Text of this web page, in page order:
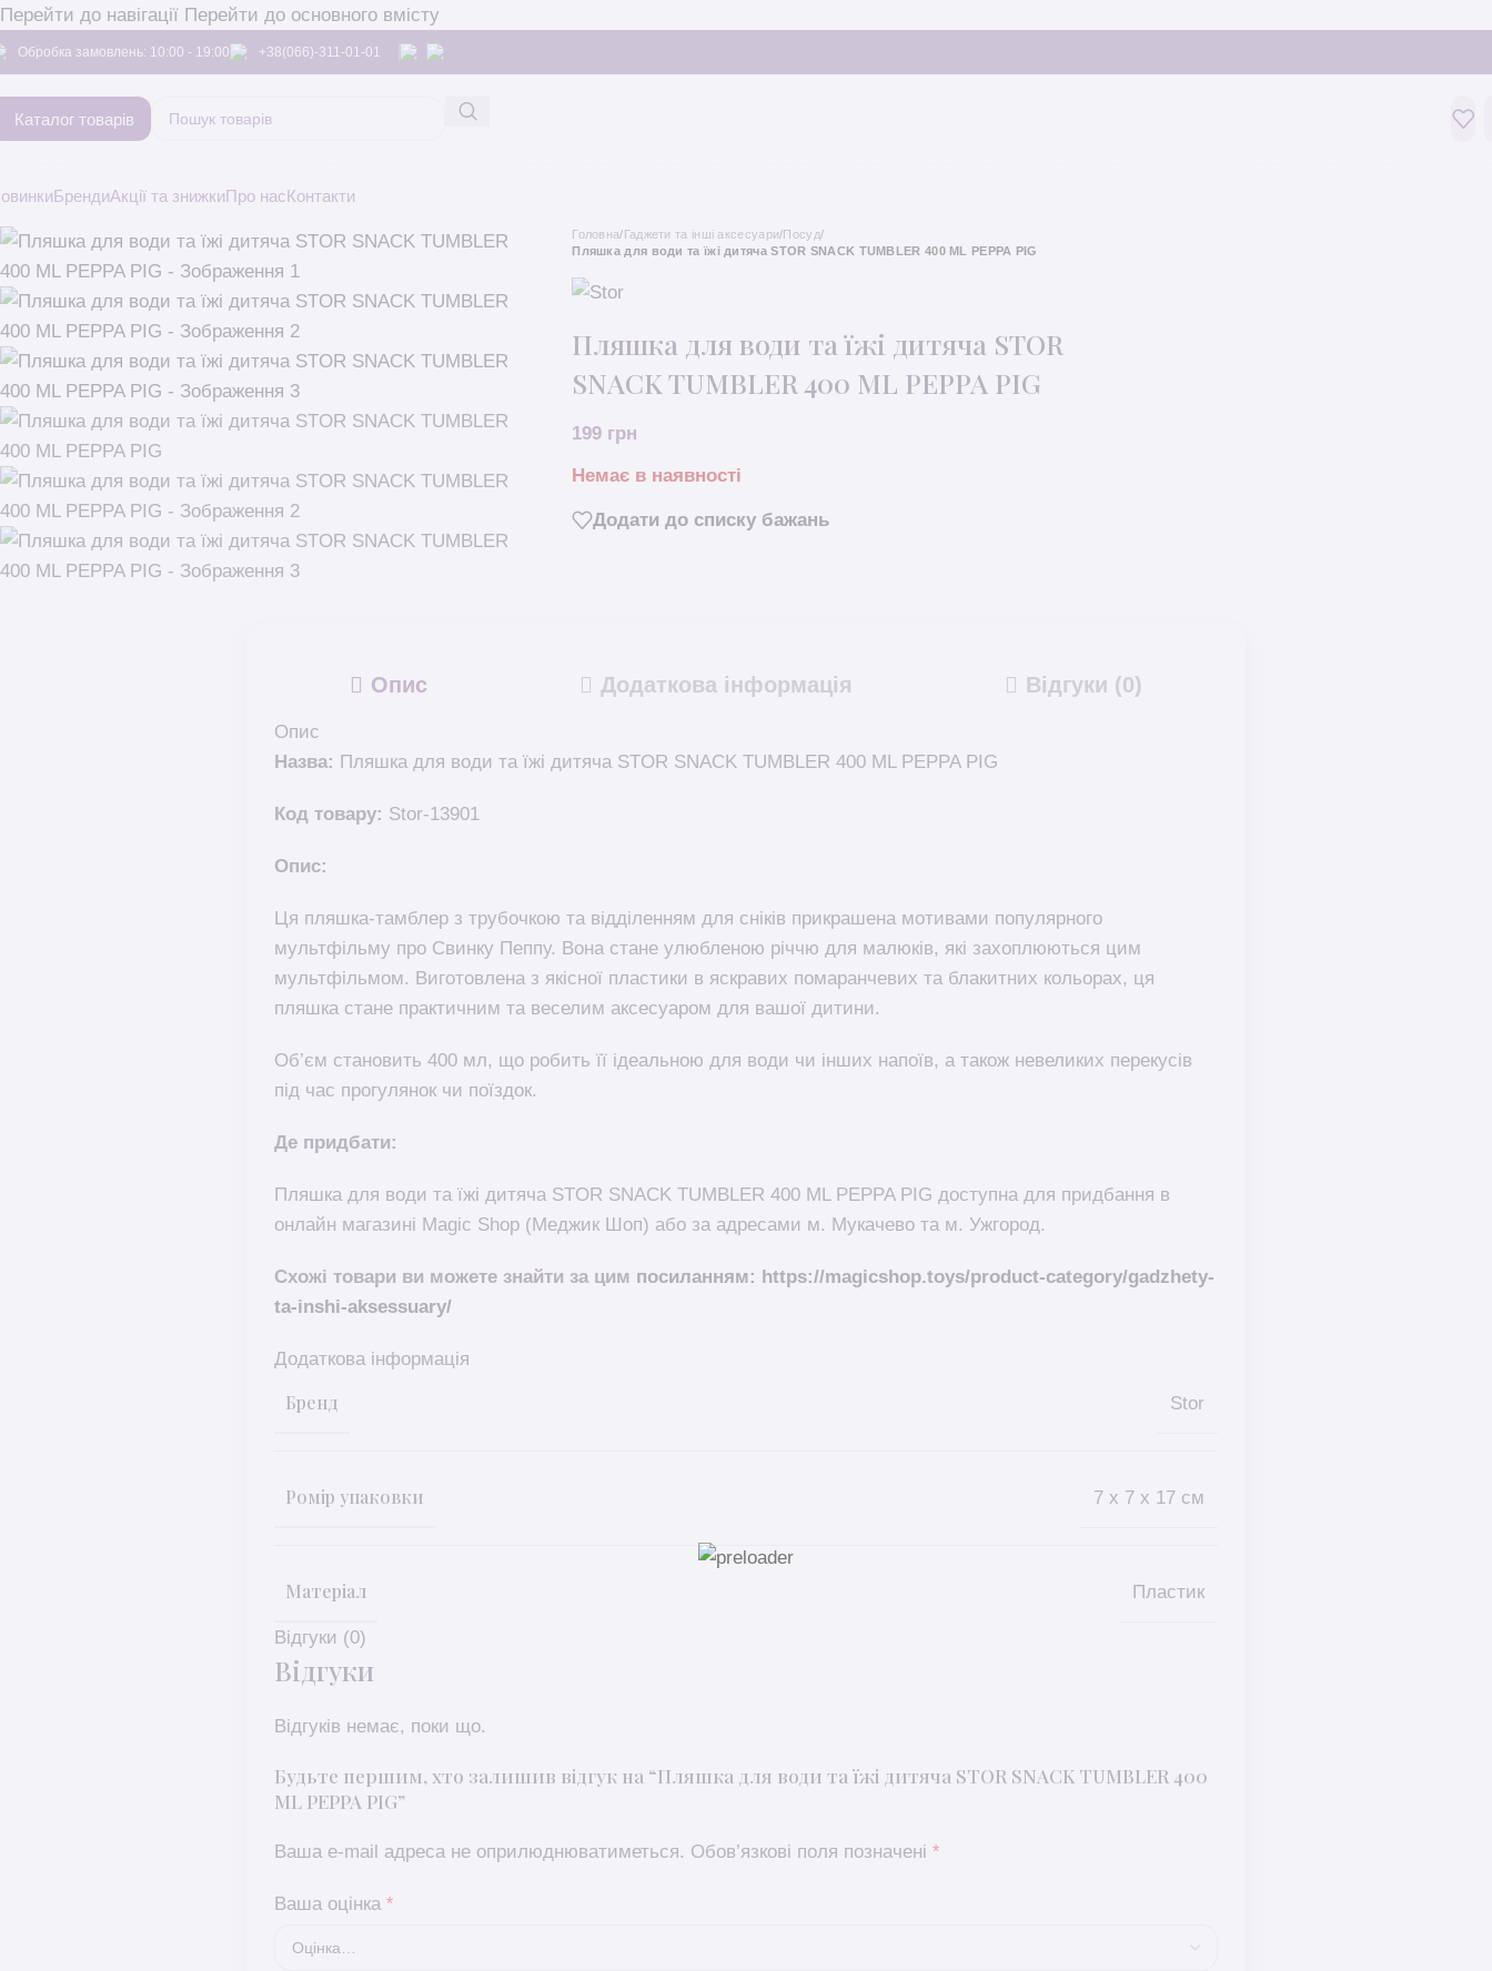
Перейти до навігації Перейти до основного вмісту
Обробка замовлень: 10:00 - 19:00 +38(066)-311-01-01
Каталог товарів
БрендиАкції та знижкиПро насКонтакти
Головна/Гаджети та інші аксесуари/Посуд/
Пляшка для води та їжі дитяча STOR SNACK TUMBLER 400 ML PEPPA PIG
Пляшка для води та їжі дитяча STOR
SNACK TUMBLER 400 ML PEPPA PIG
199 грн
Немає в наявності
Додати до списку бажань
Опис Додаткова інформація Відгуки (0)
Опис
Назва: Пляшка для води та їжі дитяча STOR SNACK TUMBLER 400 ML PEPPA PIG
Код товару: Stor-13901
Опис:
Ця пляшка-тамблер з трубочкою та відділенням для сніків прикрашена мотивами популярного
мультфільму про Свинку Пеппу. Вона стане улюбленою річчю для малюків, які захоплюються цим
мультфільмом. Виготовлена ​​з якісної пластики в яскравих помаранчевих та блакитних кольорах, ця
пляшка стане практичним та веселим аксесуаром для вашої дитини.
Об’єм становить 400 мл, що робить її ідеальною для води чи інших напоїв, а також невеликих перекусів
під час прогулянок чи поїздок.
Де придбати:
Пляшка для води та їжі дитяча STOR SNACK TUMBLER 400 ML PEPPA PIG доступна для придбання в
онлайн магазині Magic Shop (Меджик Шоп) або за адресами м. Мукачево та м. Ужгород.
Схожі товари ви можете знайти за цим посиланням: https://magicshop.toys/product-category/gadzhety-
ta-inshi-aksessuary/
Додаткова інформація
Бренд Stor
Ромір упаковки 7 x 7 x 17 см
Матеріал Пластик
Відгуки (0)
Відгуки
Відгуків немає, поки що.
Будьте першим, хто залишив відгук на “Пляшка для води та їжі дитяча STOR SNACK TUMBLER 400
ML PEPPA PIG”
Ваша e-mail адреса не оприлюднюватиметься. Обов’язкові поля позначені *
Ваша оцінка *